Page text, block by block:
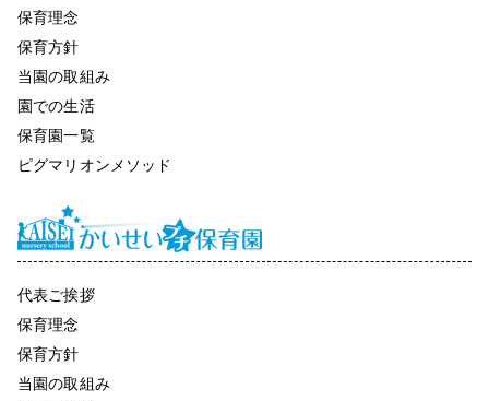
保育理念
保育方針
当園の取組み
園での生活
保育園一覧
ピグマリオンメソッド
代表ご挨拶
保育理念
保育方針
当園の取組み